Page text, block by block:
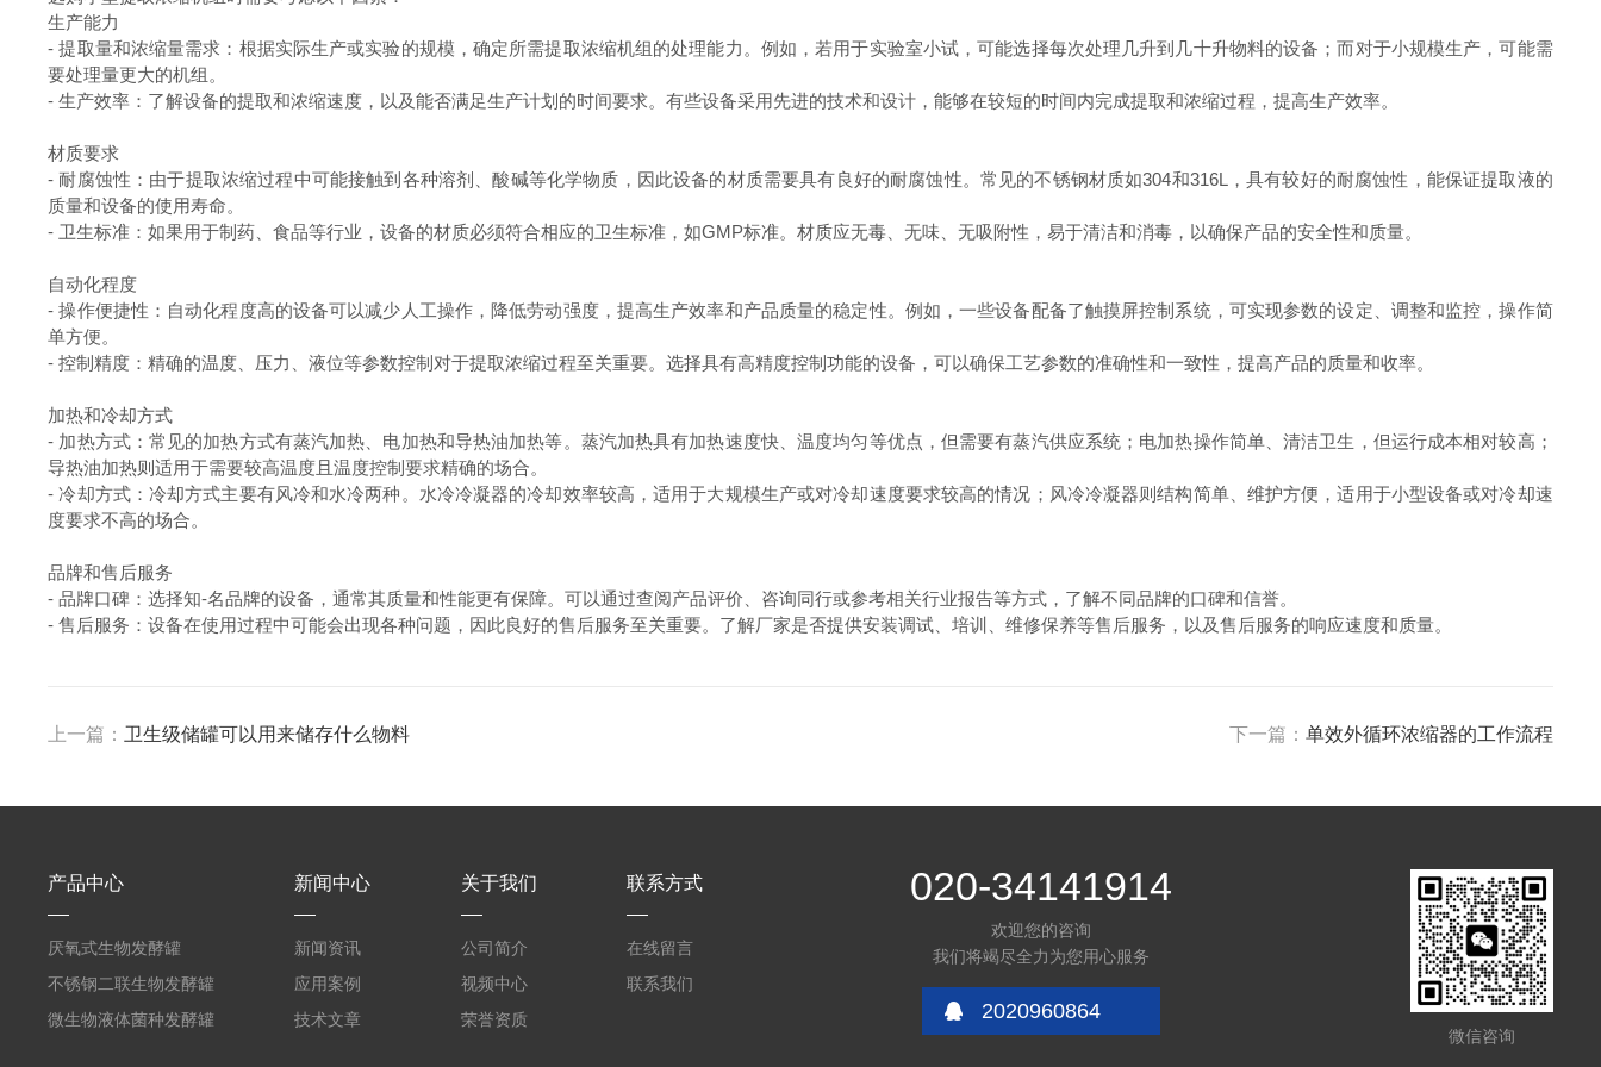
生产能力
-提取量和浓缩量需求：根据实际生产或实验的规模，确定所需提取浓缩机组的处理能力。例如，若用于实验室小试，可能选择每次处理几升到几十升物料的设备；而对于小规模生产，可能需
要处理量更大的机组。
-生产效率：了解设备的提取和浓缩速度，以及能否满足生产计划的时间要求。有些设备采用先进的技术和设计，能够在较短的时间内完成提取和浓缩过程，提高生产效率。
材质要求
- 耐腐蚀性：由于提取浓缩过程中可能接触到各种溶剂、酸碱等化学物质，因此设备的材质需要具有良好的耐腐蚀性。常见的不锈钢材质如304和316L ，具有较好的耐腐蚀性，能保证提取液的
质量和设备的使用寿命。
- 卫生标准：如果用于制药、食品等行业，设备的材质必须符合相应的卫生标准，如GMP标准。材质应无毒、无味、无吸附性，易于清洁和消毒，以确保产品的安全性和质量。
自动化程度
-操作便捷性：自动化程度高的设备可以减少人工操作，降低劳动强度，提高生产效率和产品质量的稳定性。例如，一些设备配备了触摸屏控制系统，可实现参数的设定、调整和监控，操作简
单方便。
-控制精度：精确的温度、压力、液位等参数控制对于提取浓缩过程至关重要。选择具有高精度控制功能的设备，可以确保工艺参数的准确性和一致性，提高产品的质量和收率。
加热和冷却方式
- 加热方式：常见的加热方式有蒸汽加热、电加热和导热油加热等。蒸汽加热具有加热速度快、温度均匀等优点，但需要有蒸汽供应系统；电加热操作简单、清洁卫生，但运行成本相对较高；
导热油加热则适用于需要较高温度且温度控制要求精确的场合。
-冷却方式：冷却方式主要有风冷和水冷两种。水冷冷凝器的冷却效率较高，适用于大规模生产或对冷却速度要求较高的情况；风冷冷凝器则结构简单、维护方便，适用于小型设备或对冷却速
度要求不高的场合。
品牌和售后服务
-品牌口碑：选择知-名品牌的设备，通常其质量和性能更有保障。可以通过查阅产品评价、咨询同行或参考相关行业报告等方式，了解不同品牌的口碑和信誉。
-售后服务：设备在使用过程中可能会出现各种问题，因此良好的售后服务至关重要。了解厂家是否提供安装调试、培训、维修保养等售后服务，以及售后服务的响应速度和质量。
上一篇： 卫生级储罐可以用来储存什么物料 下一篇： 单效外循环浓缩器的工作流程
产品中心
厌氧式生物发酵罐
不锈钢二联生物发酵罐
微生物液体菌种发酵罐
新闻中心
新闻资讯
应用案例
技术文章
关于我们
公司简介
视频中心
荣誉资质
联系方式
在线留言
联系我们
020-34141914
欢迎您的咨询
我们将竭尽全力为您用心服务
2020960864
微信咨询